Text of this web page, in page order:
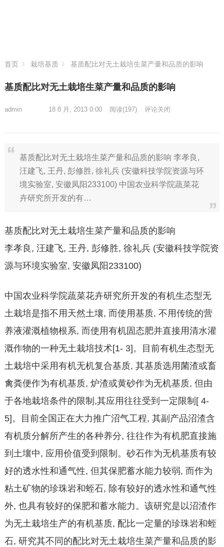
首页 栽培基质 基质配比对无土栽培生菜产量和品质的影响
基质配比对无土栽培生菜产量和品质的影响
admin 18 8 月, 2013 0:00 阅读(197) 评论关闭
基质配比对无土栽培生菜产量和品质的影响 李孝良,
汪建飞, 王丹, 彭修胜, 徐礼兵 (安徽科技学院资源与环
境实验室, 安徽凤阳233100) 中国农业科学院蔬菜花
卉研究所开发的有…
基质配比对无土栽培生菜产量和品质的影响
李孝良, 汪建飞, 王丹, 彭修胜, 徐礼兵 (安徽科技学院资
源与环境实验室, 安徽凤阳233100)
中国农业科学院蔬菜花卉研究所开发的有机生态型无
土栽培是指不用天然土壤, 而使用基质, 不用传统的营
养液灌溉植物根系, 而使用有机固态肥并直接用清水灌
溉作物的一种无土栽培技术[1- 3]。目前有机生态型无
土栽培中采用有机无机复合基质, 其基质选用菌渣或畜
禽粪便作为有机基质, 炉渣或黄砂作为无机基质, 但由
于各地栽培条件的限制,其应用往往受到一定限制[ 4-
5]。目前全国正在大力推广沼气工程, 其副产品沼渣含
有机质分解所产生的各种养分, 往往作为有机肥直接施
到土壤中, 应用价值受到限制。砂石作为无机基质有较
好的透水性和通气性, 但其保肥蓄水能力较弱, 而作为
粘土矿物的珍珠岩和蛭石, 除有较好的透水性和通气性
外, 也具有较好的保肥和蓄水能力。该研究是以沼渣作
为无土栽培生产的有机基质, 配比一定量的珍珠岩和蛭
石, 研究其不同的配比对无土栽培生菜产量和品质的影